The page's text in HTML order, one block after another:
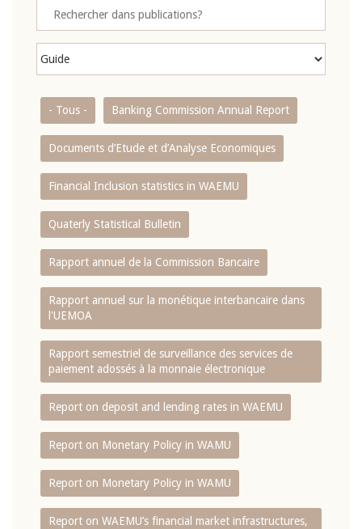
- Tous - Banking Commission Annual Report
Documents d’Etude et d’Analyse Economiques
Financial Inclusion statistics in WAEMU
Quaterly Statistical Bulletin
Rapport annuel de la Commission Bancaire
Rapport annuel sur la monétique interbancaire dans
l'UEMOA
Rapport semestriel de surveillance des services de
paiement adossés à la monnaie électronique
Report on deposit and lending rates in WAEMU
Report on Monetary Policy in WAMU
Report on Monetary Policy in WAMU
Report on WAEMU’s financial market infrastructures,